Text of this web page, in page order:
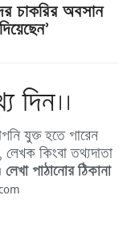
চাকরির অবসান
যুক্ত হতে পারেন
লেখক কিংবা তথ্যদাতা
লেখা পাঠানোর ঠিকানা